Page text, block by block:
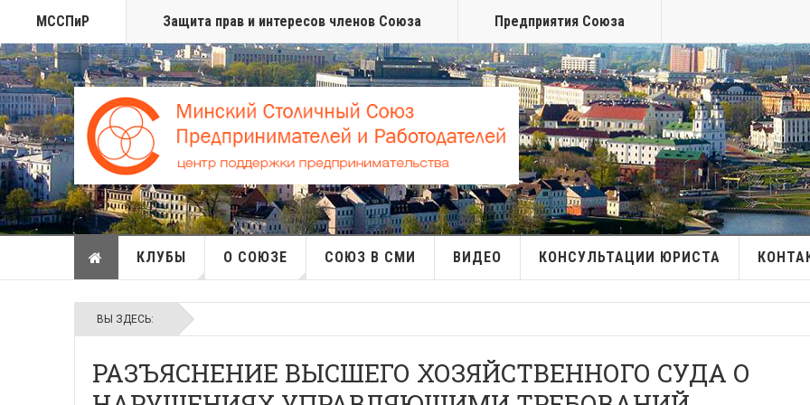
МССПиР Защита прав и интересов членов Союза Предприятия Союза
КЛУБЫ О СОЮЗЕ СОЮЗ В СМИ ВИДЕО КОНСУЛЬТАЦИИ ЮРИСТА
ВЫ ЗДЕСЬ:
РАЗЪЯСНЕНИЕ ВЫСШЕГО ХОЗЯЙСТВЕННОГО СУДА О